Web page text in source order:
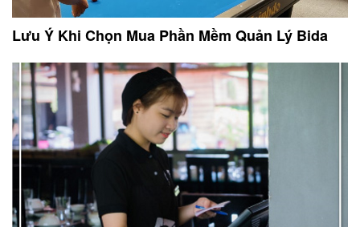
Lưu Ý Khi Chọn Mua Phần Mềm Quản Lý Bida